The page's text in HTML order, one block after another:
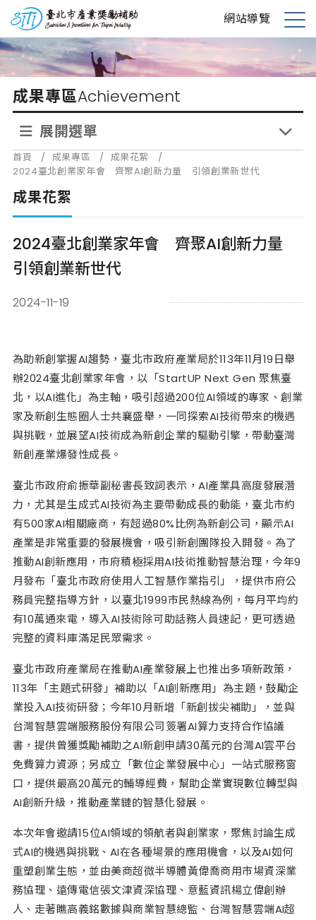
到
主
要
內
台北市產業獎勵補助 網站導覽
展
開
選
單
成果專區Achievement
展開選單
首頁 / 成果專區 / 成果花絮
/
2024臺北創業家年會 齊聚AI創新力量 引領創業新世代
成果花絮
2024臺北創業家年會 齊聚AI創新力量
引領創業新世代
2024-11-19
為助新創掌握AI趨勢，臺北市政府產業局於113年11月19日舉
辦2024臺北創業家年會，以「StartUP Next Gen 聚焦臺
北，以AI進化」為主軸，吸引超過200位AI領域的專家、創業
家及新創生態圈人士共襄盛舉，一同探索AI技術帶來的機遇
與挑戰，並展望AI技術成為新創企業的驅動引擎，帶動臺灣
新創產業爆發性成長。
臺北市政府俞振華副秘書長致詞表示，AI產業具高度發展潛
力，尤其是生成式AI技術為主要帶動成長的動能，臺北市約
有500家AI相關廠商，有超過80%比例為新創公司，顯示AI
產業是非常重要的發展機會，吸引新創團隊投入開發。為了
推動AI創新應用，市府積極採用AI技術推動智慧治理，今年9
月發布「臺北市政府使用人工智慧作業指引」，提供市府公
務員完整指導方針，以臺北1999市民熱線為例，每月平均約
有10萬通來電，導入AI技術除可助話務人員速記，更可透過
完整的資料庫滿足民眾需求。
臺北市政府產業局在推動AI產業發展上也推出多項新政策，
113年「主題式研發」補助以「AI創新應用」為主題，鼓勵企
業投入AI技術研發；今年10月新增「新創拔尖補助」，並與
台灣智慧雲端服務股份有限公司簽署AI算力支持合作協議
書，提供曾獲獎勵補助之AI新創申請30萬元的台灣AI雲平台
免費算力資源；另成立「數位企業發展中心」一站式服務窗
口，提供最高20萬元的輔導經費，幫助企業實現數位轉型與
AI創新升級，推動產業鏈的智慧化發展。
本次年會邀請15位AI領域的領航者與創業家，聚焦討論生成
式AI的機遇與挑戰、AI在各種場景的應用機會，以及AI如何
重塑創業生態，並由美商超微半導體黃偉喬商用市場資深業
務協理、遠傳電信張文津資深協理、意藍資訊楊立偉創辦
人、走著瞧高義銘數據與商業智慧總監、台灣智慧雲端AI超